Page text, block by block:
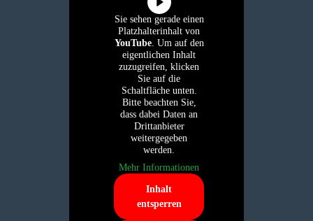
Sie sehen gerade einen
Platzhalterinhalt von
YouTube. Um auf den
eigentlichen Inhalt
zuzugreifen, klicken
Sie auf die
Schaltfläche unten.
Bitte beachten Sie,
dass dabei Daten an
Drittanbieter
weitergegeben
werden.
Mehr Informationen
Inhalt
entsperren